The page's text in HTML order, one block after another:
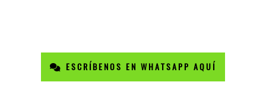
ESCRÍBENOS EN WHATSAPP AQUÍ